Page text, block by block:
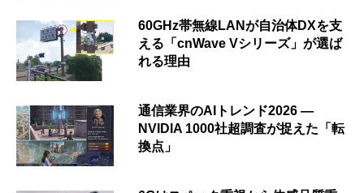
60GHz帯無線LANが自治体DXを支
える「cnWave Vシリーズ」が選ば
れる理由
通信業界のAIトレンド2026 ―
NVIDIA 1000社超調査が捉えた「転
換点」